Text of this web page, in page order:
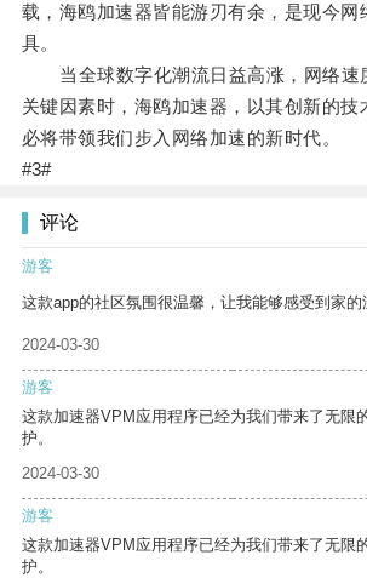
载，海鸥加速器皆能游刃有余，是现今网
具。
当全球数字化潮流日益高涨，网络速
关键因素时，海鸥加速器，以其创新的技
必将带领我们步入网络加速的新时代。
#3#
评论
游客
这款app的社区氛围很温馨，让我能够感受到家的
2024-03-30
游客
这款加速器VPM应用程序已经为我们带来了无限
护。
2024-03-30
游客
这款加速器VPM应用程序已经为我们带来了无限
护。